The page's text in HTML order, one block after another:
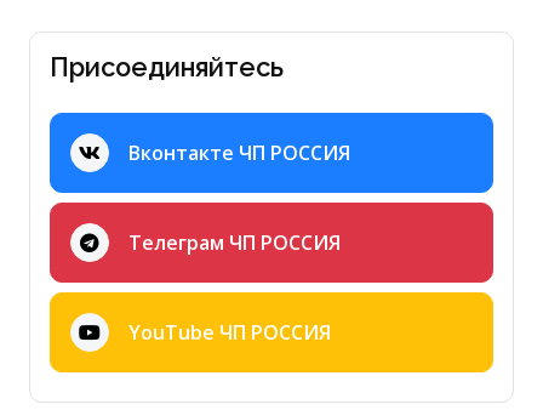
Присоединяйтесь
Вконтакте ЧП РОССИЯ
Телеграм ЧП РОССИЯ
YouTube ЧП РОССИЯ